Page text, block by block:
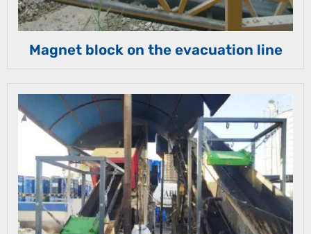
Magnet block on the evacuation line